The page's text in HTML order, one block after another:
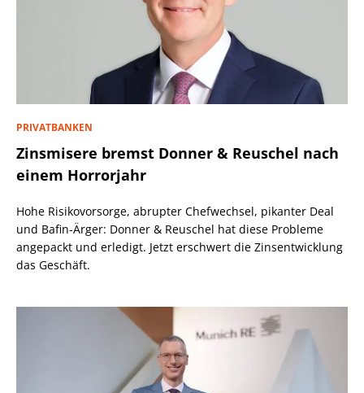
PRIVATBANKEN
Zinsmisere bremst Donner & Reuschel nach
einem Horrorjahr
Hohe Risikovorsorge, abrupter Chefwechsel, pikanter Deal
und Bafin-Ärger: Donner & Reuschel hat diese Probleme
angepackt und erledigt. Jetzt erschwert die Zinsentwicklung
das Geschäft.